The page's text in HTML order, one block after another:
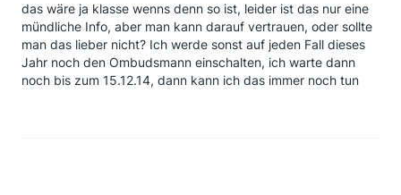
das wäre ja klasse wenns denn so ist, leider ist das nur eine
mündliche Info, aber man kann darauf vertrauen, oder sollte
man das lieber nicht? Ich werde sonst auf jeden Fall dieses
Jahr noch den Ombudsmann einschalten, ich warte dann
noch bis zum 15.12.14, dann kann ich das immer noch tun